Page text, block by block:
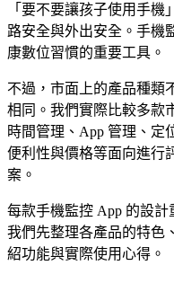
「要不要讓孩子使用手
路安全與外出安全。手機
康數位習慣的重要工具。
不過，市面上的產品種類
相同。我們實際比較多款
時間管理、App 管理、定
便利性與價格等面向進行
案。
每款手機監控 App 的設計
我們先整理各產品的特色
紹功能與實際使用心得。